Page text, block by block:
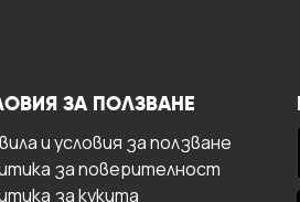
ЗА ПОЛЗВАНЕ
и условия за ползване
за поверителност
за кукита